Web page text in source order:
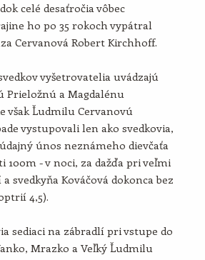
celé desaťročia vôbec
ho po 35 rokoch vypátral
Cervanová Robert Kirchhoff.
vyšetrovatelia uvádzajú
Prieložnú a Magdalénu
však Ľudmilu Cervanovú
vystupovali len ako svedkovia,
únos neznámeho dievčaťa
100m - v noci, za dažďa pri veľmi
svedkyňa Kováčová dokonca bez
4,5).
sediaci na zábradlí pri vstupe do
Mrazko a Veľký Ľudmilu